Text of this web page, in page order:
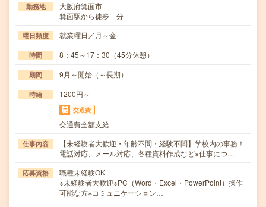
勤務地
大阪府箕面市
箕面駅から徒歩---分
曜日頻度 就業曜日／月～金
時間 8：45～17：30（45分休憩）
期間 9月～開始（～長期）
時給 1200円～
交通費
交通費全額支給
仕事内容
【未経験者大歓迎・年齢不問・経験不問】学校内の事務！
電話対応、メール対応、各種資料作成など※仕事につ…
応募資格
職種未経験OK
※未経験者大歓迎※PC（Word・Excel・PowerPoint）操作
可能な方※コミュニケーション…